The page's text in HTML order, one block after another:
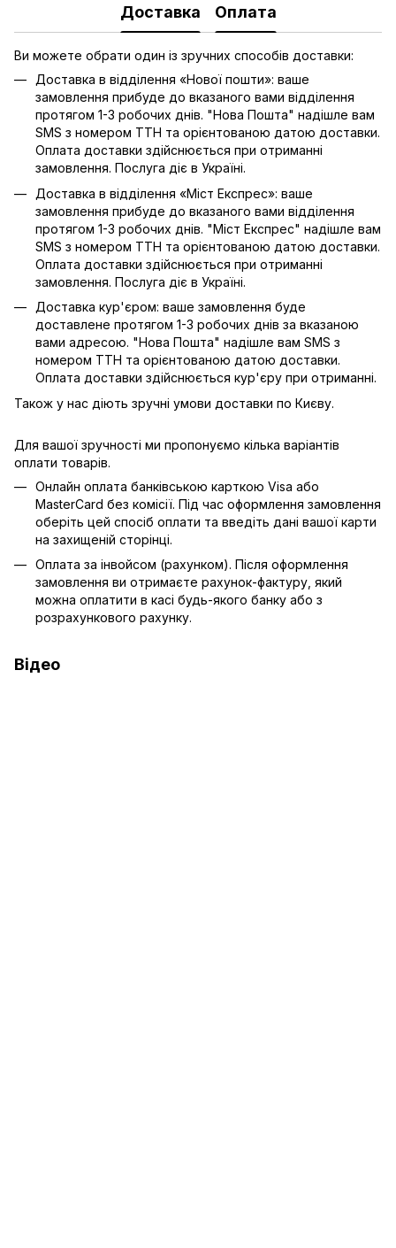
Доставка Оплата
Ви можете обрати один із зручних способів доставки:
Доставка в відділення «Нової пошти»: ваше
замовлення прибуде до вказаного вами відділення
протягом 1-3 робочих днів. "Нова Пошта" надішле вам
SMS з номером ТТН та орієнтованою датою доставки.
Оплата доставки здійснюється при отриманні
замовлення. Послуга діє в Україні.
Доставка в відділення «Міст Експрес»: ваше
замовлення прибуде до вказаного вами відділення
протягом 1-3 робочих днів. "Міст Експрес" надішле вам
SMS з номером ТТН та орієнтованою датою доставки.
Оплата доставки здійснюється при отриманні
замовлення. Послуга діє в Україні.
Доставка кур'єром: ваше замовлення буде
доставлене протягом 1-3 робочих днів за вказаною
вами адресою. "Нова Пошта" надішле вам SMS з
номером ТТН та орієнтованою датою доставки.
Оплата доставки здійснюється кур'єру при отриманні.
Також у нас діють зручні умови доставки по Києву.
Для вашої зручності ми пропонуємо кілька варіантів
оплати товарів.
Онлайн оплата банківською карткою Visa або
MasterCard без комісії. Під час оформлення замовлення
оберіть цей спосіб оплати та введіть дані вашої карти
на захищеній сторінці.
Оплата за інвойсом (рахунком). Після оформлення
замовлення ви отримаєте рахунок-фактуру, який
можна оплатити в касі будь-якого банку або з
розрахункового рахунку.
Відео